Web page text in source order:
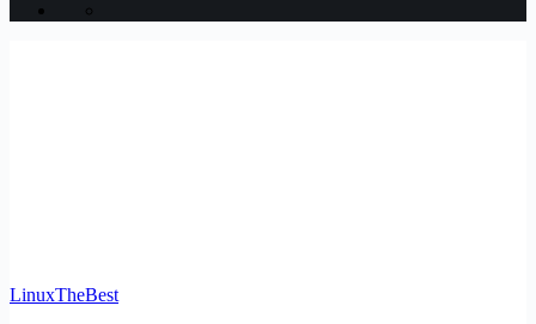
LinuxTheBest